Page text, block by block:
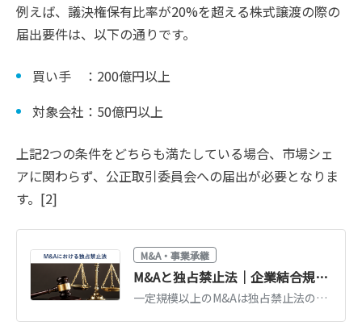
例えば、議決権保有比率が20%を超える株式譲渡の際の
届出要件は、以下の通りです。
買い手 ：200億円以上
対象会社：50億円以上
上記2つの条件をどちらも満たしている場合、市場シェ
アに関わらず、公正取引委員会への届出が必要となりま
す。[2]
M&A・事業承継
M&Aと独占禁止法｜企業結合規制・届出基準・審査の流れを解説
一定規模以上のM&Aは独占禁止法の企業結合規制の対象となり、公正取引委員会への届出が必要です。届出基準、審査の流れ、抵触リスクへの対応を解説します。